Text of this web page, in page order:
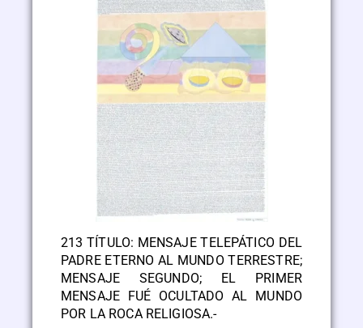
213 TÍTULO: MENSAJE TELEPÁTICO DEL
PADRE ETERNO AL MUNDO TERRESTRE;
MENSAJE SEGUNDO; EL PRIMER
MENSAJE FUÉ OCULTADO AL MUNDO
POR LA ROCA RELIGIOSA.-